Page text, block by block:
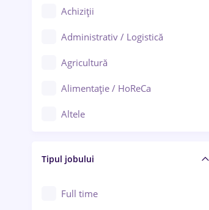
Galați (Galați)
Ploiești
Arad
Achiziții
Administrativ / Logistică
Agricultură
Alimentație / HoReCa
Altele
Asigurări
Au pair / Babysitter / Curățenie
Tipul jobului
Full time